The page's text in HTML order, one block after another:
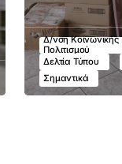
Δ/νση Κοινωνικής
Πολιτισμού
Δελτία Τύπου
Σημαντικά